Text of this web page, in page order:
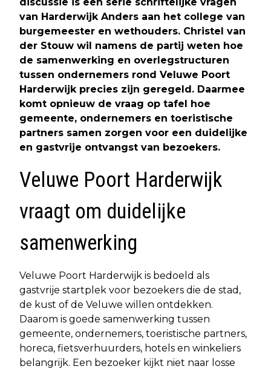
van Harderwijk Anders aan het college van
burgemeester en wethouders. Christel van
der Stouw wil namens de partij weten hoe
de samenwerking en overlegstructuren
tussen ondernemers rond Veluwe Poort
Harderwijk precies zijn geregeld. Daarmee
komt opnieuw de vraag op tafel hoe
gemeente, ondernemers en toeristische
partners samen zorgen voor een duidelijke
en gastvrije ontvangst van bezoekers.
Veluwe Poort Harderwijk
vraagt om duidelijke
samenwerking
Veluwe Poort Harderwijk is bedoeld als
gastvrije startplek voor bezoekers die de stad,
de kust of de Veluwe willen ontdekken.
Daarom is goede samenwerking tussen
gemeente, ondernemers, toeristische partners,
horeca, fietsverhuurders, hotels en winkeliers
belangrijk. Een bezoeker kijkt niet naar losse